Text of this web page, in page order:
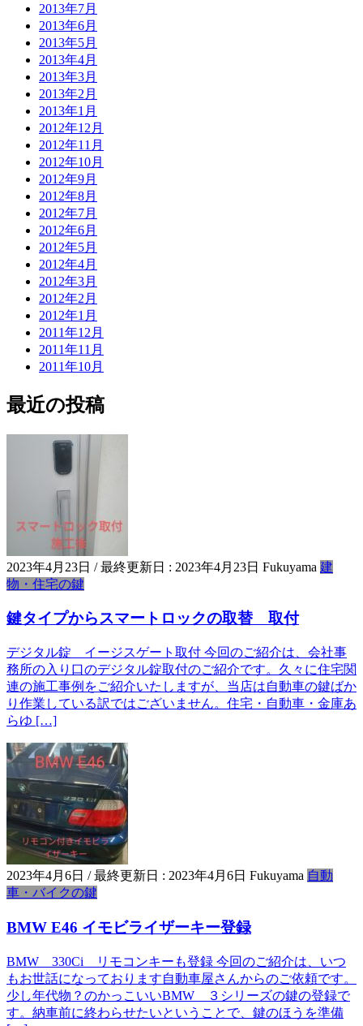
2013年7月
2013年6月
2013年5月
2013年4月
2013年3月
2013年2月
2013年1月
2012年12月
2012年11月
2012年10月
2012年9月
2012年8月
2012年7月
2012年6月
2012年5月
2012年4月
2012年3月
2012年2月
2012年1月
2011年12月
2011年11月
2011年10月
最近の投稿
2023年4月23日 / 最終更新日 : 2023年4月23日 Fukuyama 建
物・住宅の鍵
鍵タイプからスマートロックの取替 取付
デジタル錠 イージスゲート取付 今回のご紹介は、会社事
務所の入り口のデジタル錠取付のご紹介です。久々に住宅関
連の施工事例をご紹介いたしますが、当店は自動車の鍵ばか
り作業している訳ではございません。住宅・自動車・金庫あ
らゆ […]
2023年4月6日 / 最終更新日 : 2023年4月6日 Fukuyama 自動
車・バイクの鍵
BMW E46 イモビライザーキー登録
BMW 330Ci リモコンキーも登録 今回のご紹介は、いつ
もお世話になっております自動車屋さんからのご依頼です。
少し年代物？のかっこいいBMW ３シリーズの鍵の登録で
す。納車前に終わらせたいということで、鍵のほうを準備